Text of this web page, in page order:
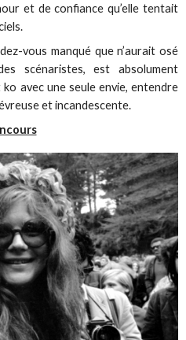
et de confiance qu’elle tentait
vous manqué que n’aurait osé
scénaristes, est absolument
avec une seule envie, entendre
et incandescente.